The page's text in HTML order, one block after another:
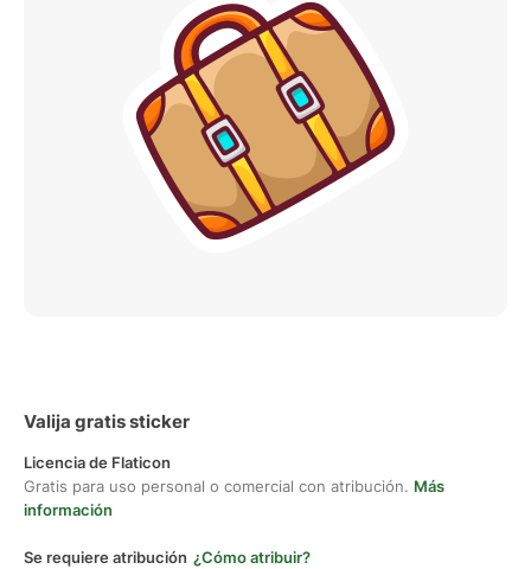
Valija gratis sticker
Licencia de Flaticon
Gratis para uso personal o comercial con atribución. Más
información
Se requiere atribución ¿Cómo atribuir?